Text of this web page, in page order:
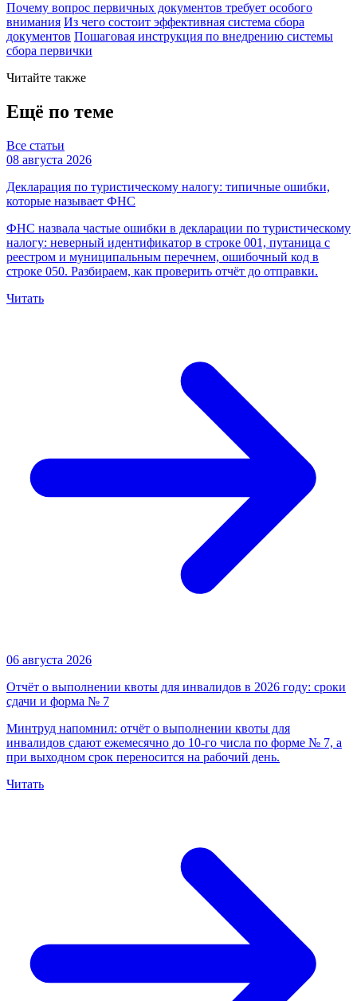
Почему вопрос первичных документов требует особого
внимания Из чего состоит эффективная система сбора
документов Пошаговая инструкция по внедрению системы
сбора первички
Читайте также
Ещё по теме
Все статьи
08 августа 2026
Декларация по туристическому налогу: типичные ошибки,
которые называет ФНС
ФНС назвала частые ошибки в декларации по туристическому
налогу: неверный идентификатор в строке 001, путаница с
реестром и муниципальным перечнем, ошибочный код в
строке 050. Разбираем, как проверить отчёт до отправки.
Читать
06 августа 2026
Отчёт о выполнении квоты для инвалидов в 2026 году: сроки
сдачи и форма № 7
Минтруд напомнил: отчёт о выполнении квоты для
инвалидов сдают ежемесячно до 10-го числа по форме № 7, а
при выходном срок переносится на рабочий день.
Читать